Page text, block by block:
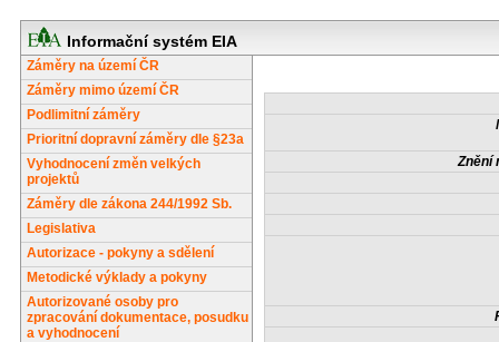
Informační systém EIA
Záměry na území ČR
Záměry mimo území ČR
Podlimitní záměry
Prioritní dopravní záměry dle §23a
Vyhodnocení změn velkých
projektů
Záměry dle zákona 244/1992 Sb.
Legislativa
Autorizace - pokyny a sdělení
Metodické výklady a pokyny
Autorizované osoby pro
zpracování dokumentace, posudku
a vyhodnocení
Znění